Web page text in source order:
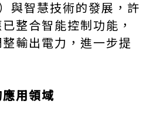
與智慧技術的發展，許
整合智能控制功能，
輸出電力，進一步提
用領域